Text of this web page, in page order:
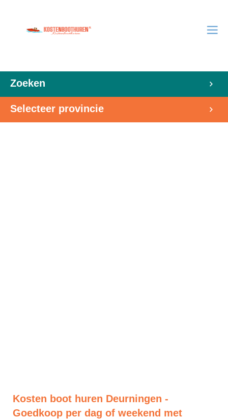
Zoeken
Selecteer provincie
Kosten boot huren Deurningen -
Goedkoop per dag of weekend met